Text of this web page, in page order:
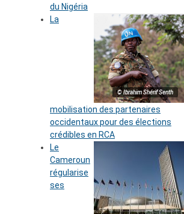
du Nigéria
© Ibrahim Shérif Senth
La
mobilisation des partenaires
occidentaux pour des élections
crédibles en RCA
Le
Cameroun
régularise
ses